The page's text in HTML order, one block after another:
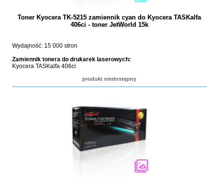
Toner Kyocera TK-5215 zamiennik cyan do Kyocera TASKalfa
406ci - toner JetWorld 15k
Wydajność: 15 000 stron
Zamiennik tonera do drukarek laserowych:
Kyocera TASKalfa 406ci
produkt niedostępny